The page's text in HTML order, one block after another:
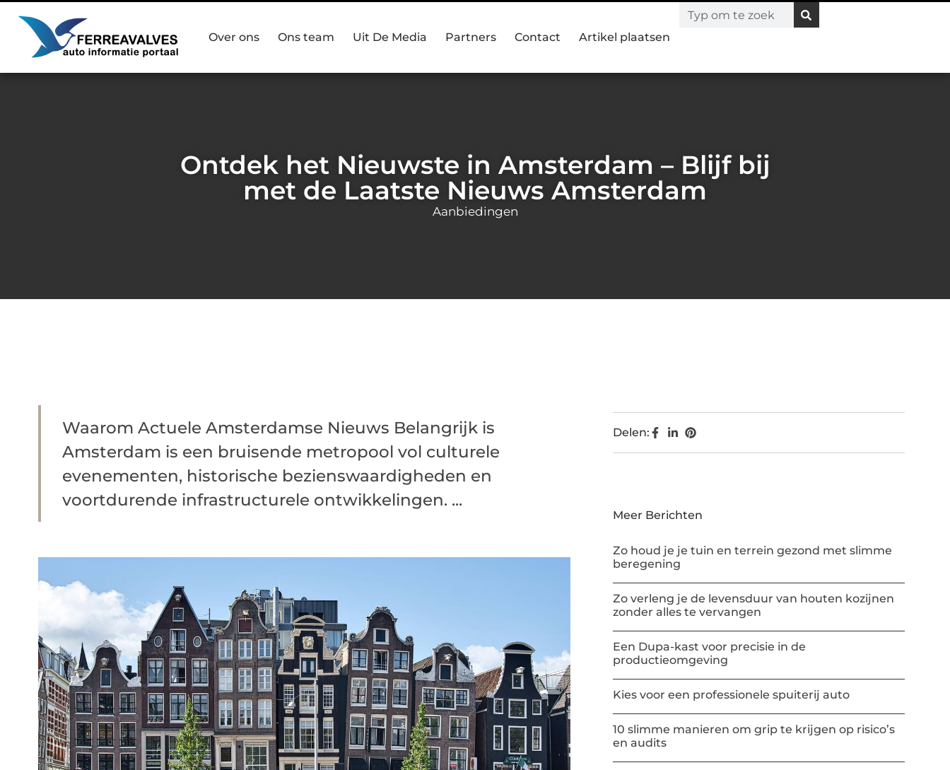
Over ons Ons team Uit De Media Partners Contact Artikel plaatsen
Ontdek het Nieuwste in Amsterdam – Blijf bij
met de Laatste Nieuws Amsterdam
Aanbiedingen
Waarom Actuele Amsterdamse Nieuws Belangrijk is
Amsterdam is een bruisende metropool vol culturele
evenementen, historische bezienswaardigheden en
voortdurende infrastructurele ontwikkelingen. ...
Delen:
Meer Berichten
Zo houd je je tuin en terrein gezond met slimme
beregening
Zo verleng je de levensduur van houten kozijnen
zonder alles te vervangen
Een Dupa-kast voor precisie in de
productieomgeving
Kies voor een professionele spuiterij auto
10 slimme manieren om grip te krijgen op risico’s
en audits